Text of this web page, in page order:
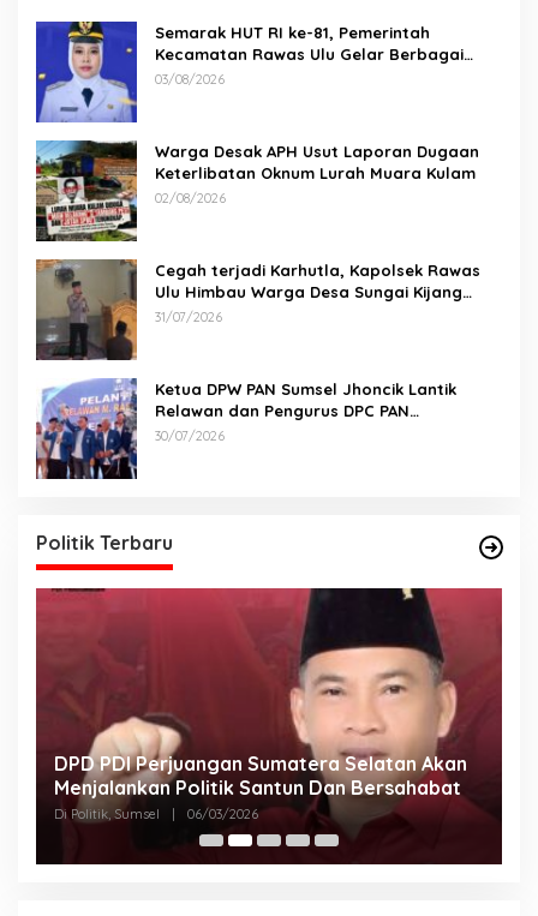
Semarak HUT RI ke-81, Pemerintah
Kecamatan Rawas Ulu Gelar Berbagai
Lomba
03/08/2026
Warga Desak APH Usut Laporan Dugaan
Keterlibatan Oknum Lurah Muara Kulam
02/08/2026
Cegah terjadi Karhutla, Kapolsek Rawas
Ulu Himbau Warga Desa Sungai Kijang
Sesuai Maklumat Kapolda Sumsel
31/07/2026
Ketua DPW PAN Sumsel Jhoncik Lantik
Relawan dan Pengurus DPC PAN
Kabupaten Muratara, Langsung Peresmian
30/07/2026
Politik Terbaru
DPD PDI Perjuangan Sumatera Selatan Akan
Menjalankan Politik Santun Dan Bersahabat
Di Politik, Sumsel 06/03/2026